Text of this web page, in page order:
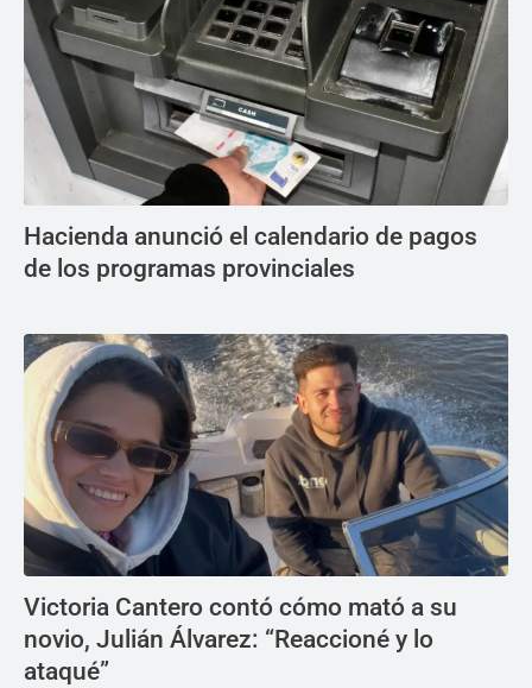
Hacienda anunció el calendario de pagos
de los programas provinciales
Victoria Cantero contó cómo mató a su
novio, Julián Álvarez: “Reaccioné y lo
ataqué”